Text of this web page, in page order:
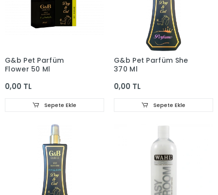
G&b Pet Parfüm
Flower 50 Ml
0,00 TL
Sepete Ekle
G&b Pet Parfüm She
370 Ml
0,00 TL
Sepete Ekle